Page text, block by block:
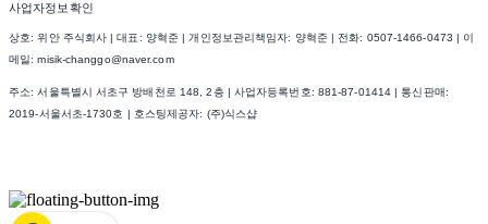
사업자정보확인
상호: 위안 주식회사 | 대표: 양혁준 | 개인정보관리책임자: 양혁준 | 전화: 0507-1466-0473 | 이
메일: misik-changgo@naver.com
주소: 서울특별시 서초구 방배천로 148, 2층 | 사업자등록번호: 881-87-01414 | 통신판매:
2019-서울서초-1730호
| 호스팅제공자: (주)식스샵